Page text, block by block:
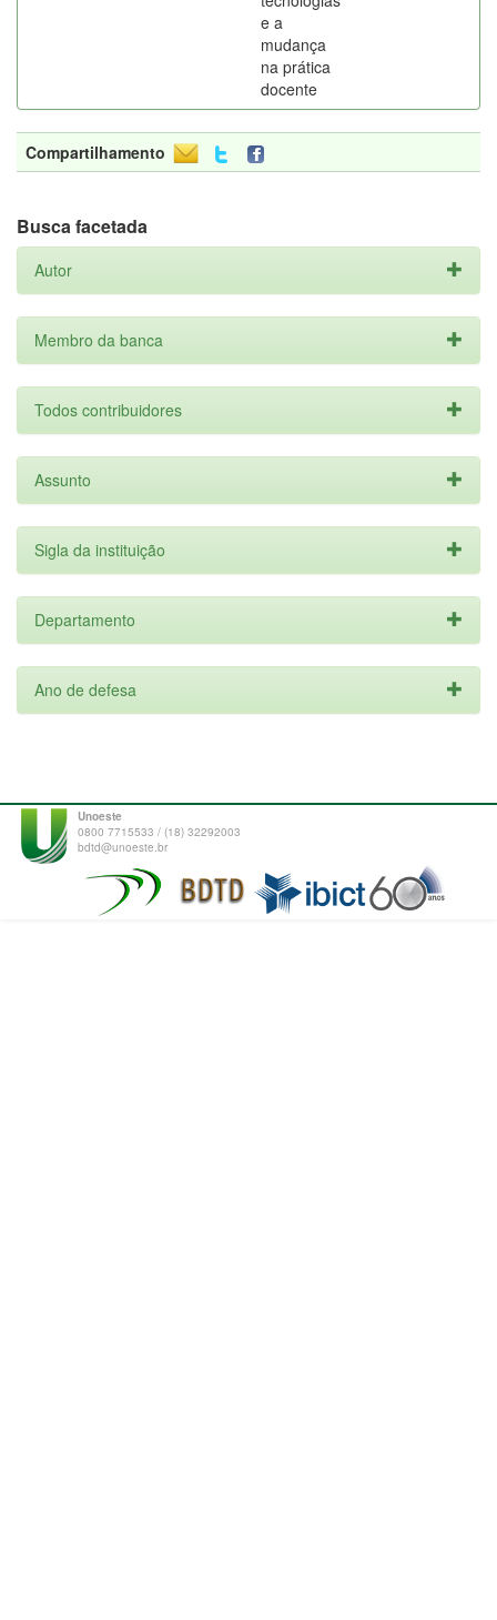
e a
mudança
na prática
docente
Compartilhamento
Busca facetada
Autor
Membro da banca
Todos contribuidores
Assunto
Sigla da instituição
Departamento
Ano de defesa
Unoeste
0800 7715533 / (18) 32292003
bdtd@unoeste.br